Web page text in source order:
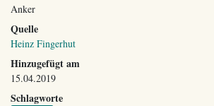
Anker
Quelle
Heinz Fingerhut
Hinzugefügt am
15.04.2019
Schlagworte